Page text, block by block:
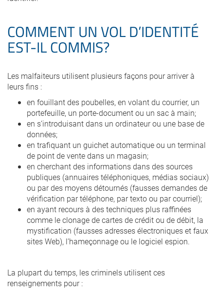
COMMENT UN VOL D’IDENTITÉ
EST-IL COMMIS?
Les malfaiteurs utilisent plusieurs façons pour arriver à
leurs fins :
en fouillant des poubelles, en volant du courrier, un
portefeuille, un porte-document ou un sac à main;
en s’introduisant dans un ordinateur ou une base de
données;
en trafiquant un guichet automatique ou un terminal
de point de vente dans un magasin;
en cherchant des informations dans des sources
publiques (annuaires téléphoniques, médias sociaux)
ou par des moyens détournés (fausses demandes de
vérification par téléphone, par texto ou par courriel);
en ayant recours à des techniques plus raffinées
comme le clonage de cartes de crédit ou de débit, la
mystification (fausses adresses électroniques et faux
sites Web), l’hameçonnage ou le logiciel espion.
La plupart du temps, les criminels utilisent ces
renseignements pour :